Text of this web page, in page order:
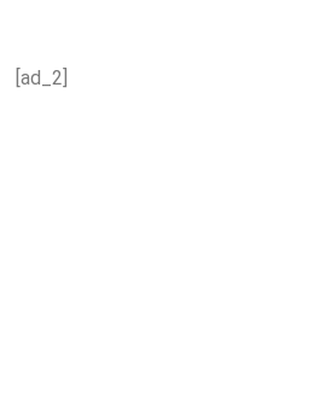
[ad_2]